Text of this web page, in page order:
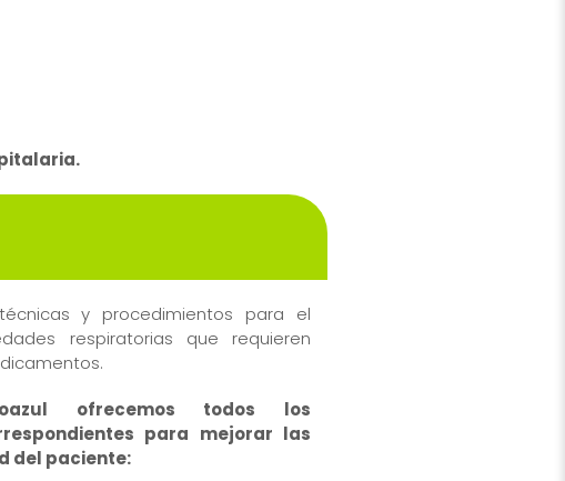
y procedimientos para el
respiratorias que requieren
ofrecemos todos los
para mejorar las
del paciente: